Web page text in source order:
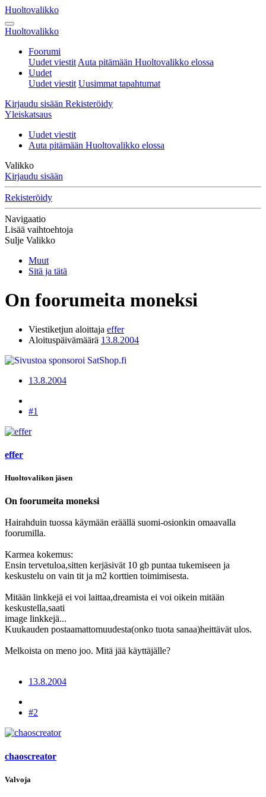
Huoltovalikko
Huoltovalikko
Foorumi
Uudet viestit Auta pitämään Huoltovalikko elossa
Uudet
Uudet viestit Uusimmat tapahtumat
Kirjaudu sisään Rekisteröidy
Yleiskatsaus
Uudet viestit
Auta pitämään Huoltovalikko elossa
Valikko
Kirjaudu sisään
Rekisteröidy
Navigaatio
Lisää vaihtoehtoja
Sulje Valikko
Muut
Sitä ja tätä
On foorumeita moneksi
Viestiketjun aloittaja effer
Aloituspäivämäärä 13.8.2004
13.8.2004
#1
effer
Huoltovalikon jäsen
On foorumeita moneksi
Hairahduin tuossa käymään eräällä suomi-osionkin omaavalla
foorumilla.
Karmea kokemus:
Ensin tervetuloa,sitten kerjäsivät 10 gb puntaa tukemiseen ja
keskustelu on vain tit ja m2 korttien toimimisesta.
Mitään linkkejä ei voi laittaa,dreamista ei voi oikein mitään
keskustella,saati
image linkkejä...
Kuukauden postaamattomuudesta(onko tuota sanaa)heittävät ulos.
Melkoista on meno joo. Mitä jää käyttäjälle?
13.8.2004
#2
chaoscreator
Valvoja